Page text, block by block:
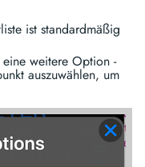
ist standardmäßig
eine weitere Option -
auszuwählen, um